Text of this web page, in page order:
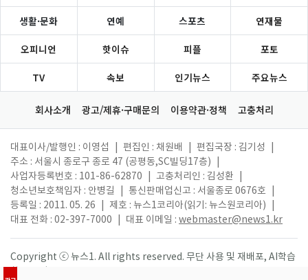
생활·문화 연예 스포츠 연재물
오피니언 핫이슈 피플 포토
TV 속보 인기뉴스 주요뉴스
회사소개 광고/제휴·구매문의 이용약관·정책 고충처리
대표이사/발행인 : 이영섭 편집인 : 채원배 편집국장 : 김기성
주소 : 서울시 종로구 종로 47 (공평동,SC빌딩17층)
사업자등록번호 : 101-86-62870
고충처리인 : 김성환
청소년보호책임자 : 안병길
통신판매업신고 : 서울종로 0676호
등록일 : 2011. 05. 26
제호 : 뉴스1코리아(읽기: 뉴스원코리아)
대표 전화 : 02-397-7000
대표 이메일 : webmaster@news1.kr
Copyright ⓒ 뉴스1. All rights reserved. 무단 사용 및 재배포, AI학습
활용 금지.